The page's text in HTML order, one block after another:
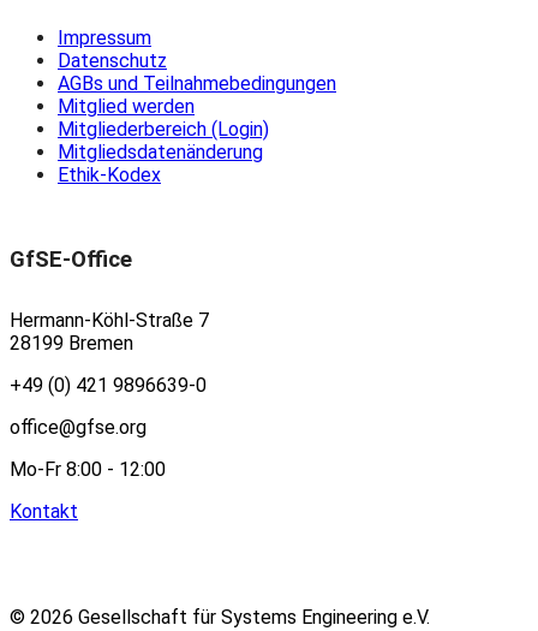
Impressum
Datenschutz
AGBs und Teilnahmebedingungen
Mitglied werden
Mitgliederbereich (Login)
Mitgliedsdatenänderung
Ethik-Kodex
GfSE-Office
Hermann-Köhl-Straße 7
28199 Bremen
+49 (0) 421 9896639-0
office@gfse.org
Mo-Fr 8:00 - 12:00
Kontakt
© 2026 Gesellschaft für Systems Engineering e.V.